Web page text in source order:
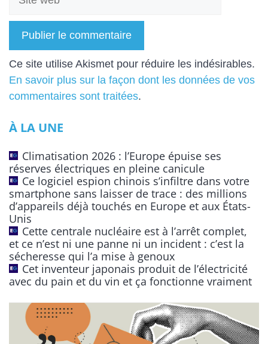
A
l
t
r
a
t
i
v
e
:
Ce site utilise Akismet pour réduire les indésirables.
En savoir plus sur la façon dont les données de vos
commentaires sont traitées.
À LA UNE
Climatisation 2026 : l’Europe épuise ses
réserves électriques en pleine canicule
Ce logiciel espion chinois s’infiltre dans votre
smartphone sans laisser de trace : des millions
d’appareils déjà touchés en Europe et aux États-
Unis
Cette centrale nucléaire est à l’arrêt complet,
et ce n’est ni une panne ni un incident : c’est la
sécheresse qui l’a mise à genoux
Cet inventeur japonais produit de l’électricité
avec du pain et du vin et ça fonctionne vraiment